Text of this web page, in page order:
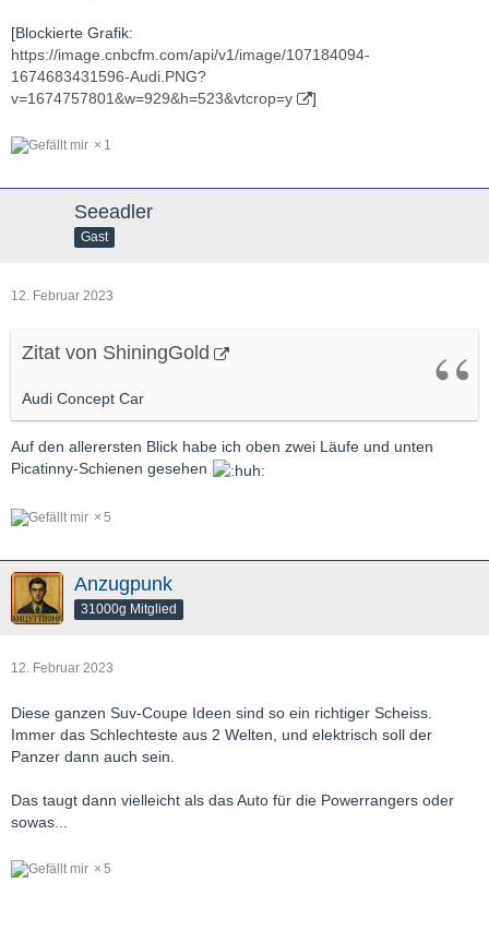
[Blockierte Grafik:
https://image.cnbcfm.com/api/v1/image/107184094-
1674683431596-Audi.PNG?
v=1674757801&w=929&h=523&vtcrop=y
]
1
Seeadler
Gast
12. Februar 2023
Zitat von ShiningGold
Audi Concept Car
Auf den allerersten Blick habe ich oben zwei Läufe und unten
Picatinny-Schienen gesehen
5
Anzugpunk
31000g Mitglied
12. Februar 2023
Diese ganzen Suv-Coupe Ideen sind so ein richtiger Scheiss.
Immer das Schlechteste aus 2 Welten, und elektrisch soll der
Panzer dann auch sein.
Das taugt dann vielleicht als das Auto für die Powerrangers oder
sowas...
5